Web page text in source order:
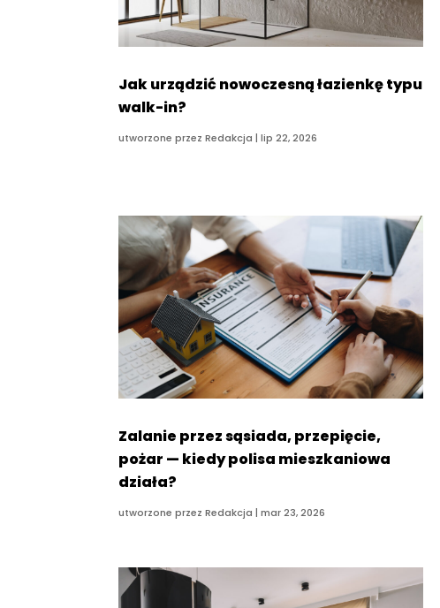
Jak urządzić nowoczesną łazienkę typu
walk-in?
utworzone przezRedakcja |lip 22, 2026
Zalanie przez sąsiada, przepięcie,
pożar — kiedy polisa mieszkaniowa
działa?
utworzone przezRedakcja |mar 23, 2026